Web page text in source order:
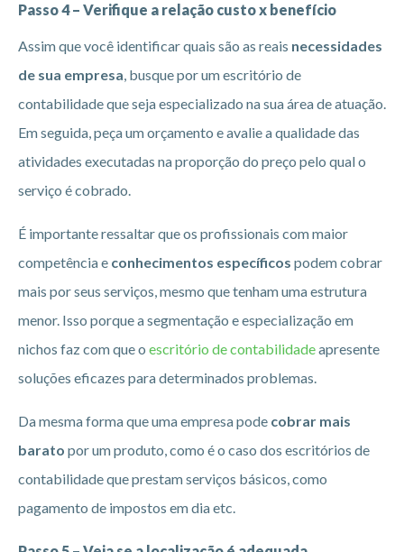
Passo 4 – Verifique a relação custo x benefício
Assim que você identificar quais são as reais necessidades
de sua empresa, busque por um escritório de
contabilidade que seja especializado na sua área de atuação.
Em seguida, peça um orçamento e avalie a qualidade das
atividades executadas na proporção do preço pelo qual o
serviço é cobrado.
É importante ressaltar que os profissionais com maior
competência e conhecimentos específicos podem cobrar
mais por seus serviços, mesmo que tenham uma estrutura
menor. Isso porque a segmentação e especialização em
nichos faz com que o escritório de contabilidadeapresente
soluções eficazes para determinados problemas.
Da mesma forma que uma empresa pode cobrar mais
barato por um produto, como é o caso dos escritórios de
contabilidade que prestam serviços básicos, como
pagamento de impostos em dia etc.